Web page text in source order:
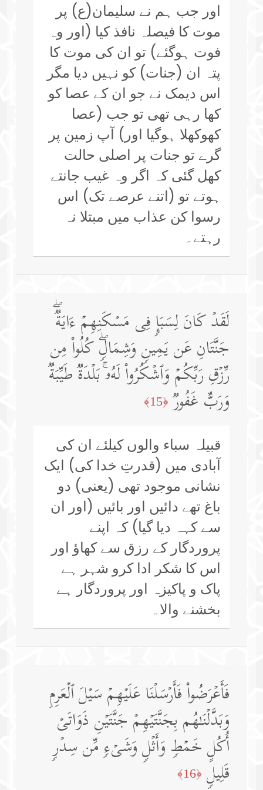
اور جب ہم نے سلیمان(ع) پر
موت کا فیصلہ نافذ کیا (اور وہ
فوت ہوگئے) تو ان کی موت کا
پتہ ان (جنات) کو نہیں دیا مگر
اس دیمک نے جو ان کے عصا کو
کھا رہی تھی تو جب (عصا
کھوکھلا ہوگیا اور) آپ زمین پر
گرے تو جنات پر اصلی حالت
کھل گئی کہ اگر وہ غیب جانتے
ہوتے تو (اتنے عرصے تک) اس
رسوا کن عذاب میں مبتلا نہ
رہتے۔
لَقَدۡ كَانَ لِسَبَإࣲ فِی مَسۡكَنِهِمۡ ءَایَةࣱۖ
جَنَّتَانِ عَن یَمِینࣲ وَشِمَالࣲۖ كُلُوا۟ مِن
رِّزۡقِ رَبِّكُمۡ وَٱشۡكُرُوا۟ لَهُۥۚ بَلۡدَةࣱ طَیِّبَةࣱ
وَرَبٌّ غَفُورࣱ ﴿15﴾
قبیلہ سباء والوں کیلئے ان کی
آبادی میں (قدرتِ خدا کی) ایک
نشانی موجود تھی (یعنی) دو
باغ تھے دائیں اور بائیں (اور ان
سے کہہ دیا گیا) کہ اپنے
پروردگار کے رزق سے کھاؤ اور
اس کا شکر ادا کرو شہر ہے
پاک و پاکیزہ اور پروردگار ہے
بخشنے والا۔
فَأَعۡرَضُوا۟ فَأَرۡسَلۡنَا عَلَیۡهِمۡ سَیۡلَ ٱلۡعَرِمِ
وَبَدَّلۡنَـٰهُم بِجَنَّتَیۡهِمۡ جَنَّتَیۡنِ ذَوَاتَیۡ
أُكُلٍ خَمۡطࣲ وَأَثۡلࣲ وَشَیۡءࣲ مِّن سِدۡرࣲ
قَلِیلࣲ ﴿16﴾